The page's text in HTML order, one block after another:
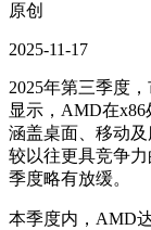
原创
2025-11-17
2025年第三季度
显示，AMD在x86
涵盖桌面、移动
较以往更具竞争
季度略有放缓。
本季度内，AMD